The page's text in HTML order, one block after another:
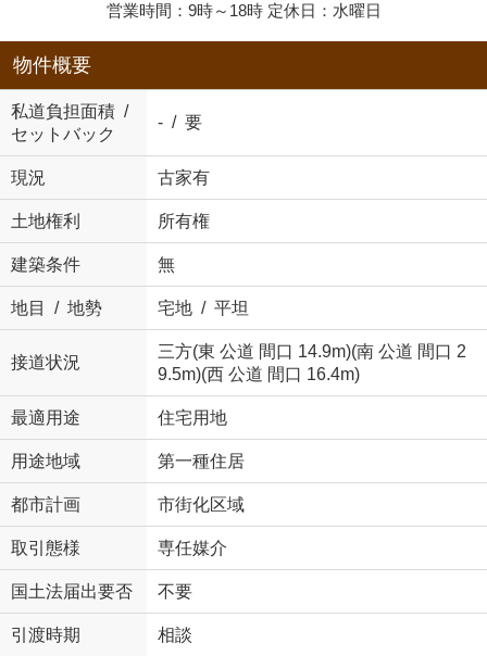
営業時間：9時～18時 定休日：水曜日
物件概要
私道負担面積 /
セットバック
- / 要
現況 古家有
土地権利 所有権
建築条件 無
地目 / 地勢 宅地 / 平坦
接道状況
三方(東 公道 間口 14.9m)(南 公道 間口 2
9.5m)(西 公道 間口 16.4m)
最適用途 住宅用地
用途地域 第一種住居
都市計画 市街化区域
取引態様 専任媒介
国土法届出要否 不要
引渡時期 相談